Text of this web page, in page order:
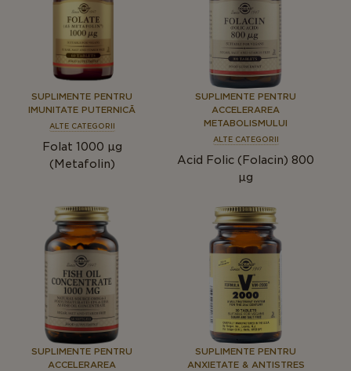
SUPLIMENTE PENTRU
IMUNITATE PUTERNICĂ
ALTE CATEGORII
Folat 1000 µg
(Metafolin)
SUPLIMENTE PENTRU
ACCELERAREA
METABOLISMULUI
ALTE CATEGORII
Acid Folic (Folacin) 800
µg
SUPLIMENTE PENTRU
ACCELERAREA
SUPLIMENTE PENTRU
ANXIETATE & ANTISTRES